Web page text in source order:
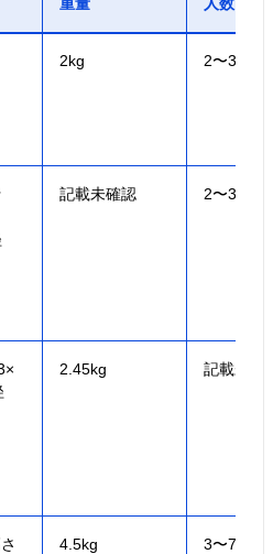
2kg 2〜3人用
記載未確認 2〜3人用
2.45kg 記載未確認
4.5kg 3〜7人用